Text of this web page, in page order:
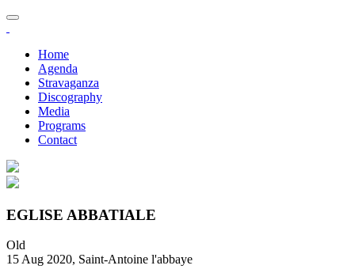
Home
Agenda
Stravaganza
Discography
Media
Programs
Contact
EGLISE ABBATIALE
Old
15 Aug 2020, Saint-Antoine l'abbaye